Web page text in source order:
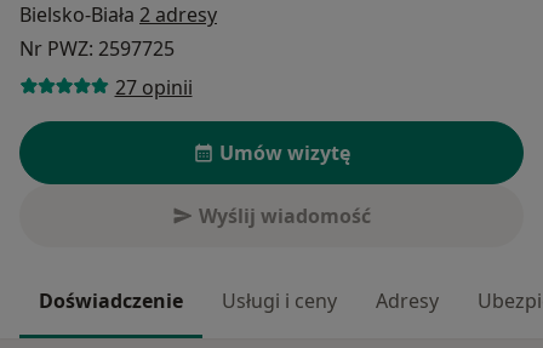
Bielsko-Biała 2 adresy
Nr PWZ: 2597725
27 opinii
Umów wizytę
Wyślij wiadomość
Doświadczenie Usługi i ceny Adresy